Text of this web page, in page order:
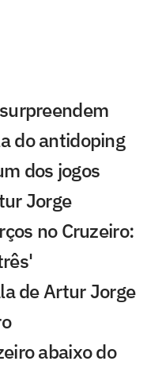
do antidoping
dos jogos
Jorge
no Cruzeiro:
de Artur Jorge
abaixo do